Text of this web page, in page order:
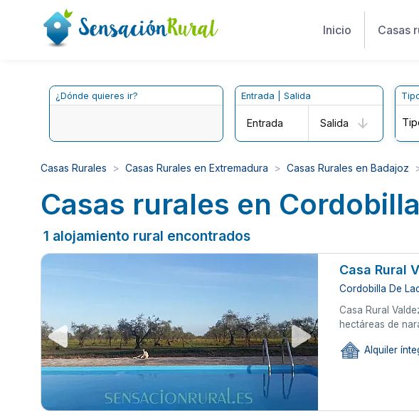
Inicio Casas
¿Dónde quieres ir? Entrada | Salida
Entrada Salida
Casas Rurales Casas Rurales en Extremadura Casas Rurales en Badajoz
Casas rurales en
1 alojamiento rural encontrados
Casa Rural
Cordobilla De
Casa Rural
hectáreas de
Alquiler